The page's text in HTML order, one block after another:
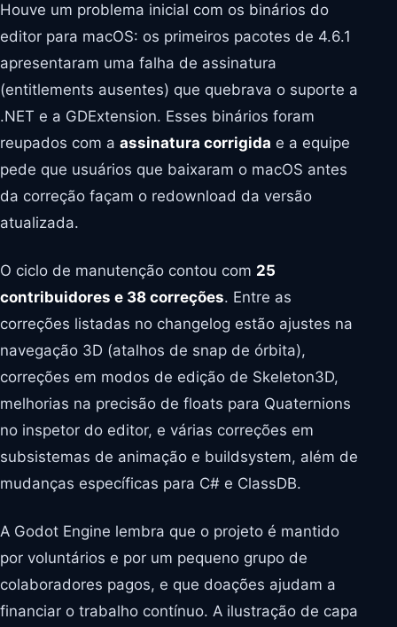
Houve um problema inicial com os binários do
editor para macOS: os primeiros pacotes de 4.6.1
apresentaram uma falha de assinatura
(entitlements ausentes) que quebrava o suporte a
.NET e a GDExtension. Esses binários foram
reupados com a assinatura corrigida e a equipe
pede que usuários que baixaram o macOS antes
da correção façam o redownload da versão
atualizada.
O ciclo de manutenção contou com 25
contribuidores e 38 correções. Entre as
correções listadas no changelog estão ajustes na
navegação 3D (atalhos de snap de órbita),
correções em modos de edição de Skeleton3D,
melhorias na precisão de floats para Quaternions
no inspetor do editor, e várias correções em
subsistemas de animação e buildsystem, além de
mudanças específicas para C# e ClassDB.
A Godot Engine lembra que o projeto é mantido
por voluntários e por um pequeno grupo de
colaboradores pagos, e que doações ajudam a
financiar o trabalho contínuo. A ilustração de capa